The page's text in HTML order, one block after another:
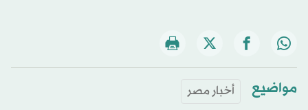
مواضيع أخبار مصر